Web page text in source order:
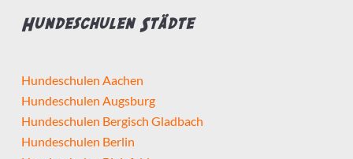
Hundeschulen Städte
Hundeschulen Aachen
Hundeschulen Augsburg
Hundeschulen Bergisch Gladbach
Hundeschulen Berlin